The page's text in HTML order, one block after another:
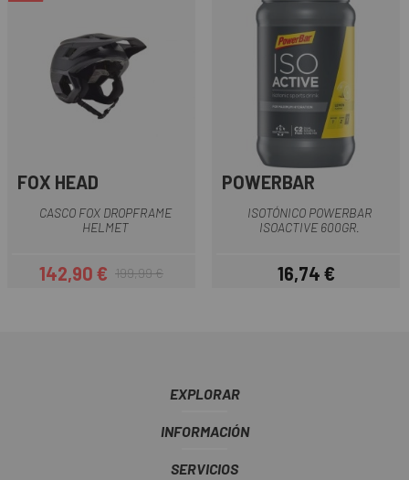
FOX HEAD
CASCO FOX DROPFRAME
HELMET
Precio
142,90 €Precio regular
199,99 €
POWERBAR
ISOTÓNICO POWERBAR
ISOACTIVE 600GR.
Precio
16,74 €
EXPLORAR
INFORMACIÓN
SERVICIOS